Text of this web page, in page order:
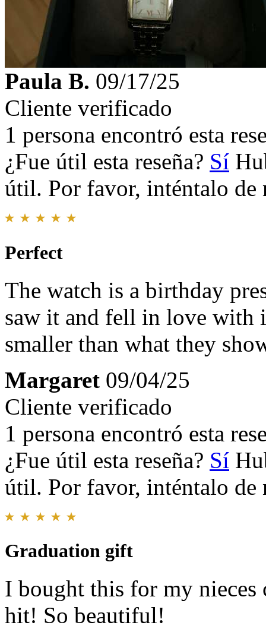
Paula B. 09/17/25
Cliente verificado
1 persona encontró esta
¿Fue útil esta reseña? Sí
útil. Por favor, inténtalo de
Perfect
The watch is a birthday
saw it and fell in love with
smaller than what they
Margaret 09/04/25
Cliente verificado
1 persona encontró esta
¿Fue útil esta reseña? Sí
útil. Por favor, inténtalo de
Graduation gift
I bought this for my
hit! So beautiful!